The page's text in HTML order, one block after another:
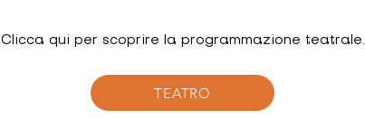
Clicca qui per scoprire la programmazione teatrale.
TEATRO